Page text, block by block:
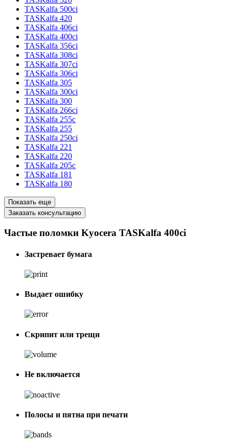
TASKalfa 500ci
TASKalfa 420
TASKalfa 406ci
TASKalfa 400ci
TASKalfa 356ci
TASKalfa 308ci
TASKalfa 307ci
TASKalfa 306ci
TASKalfa 305
TASKalfa 300ci
TASKalfa 300
TASKalfa 266ci
TASKalfa 255c
TASKalfa 255
TASKalfa 250ci
TASKalfa 221
TASKalfa 220
TASKalfa 205c
TASKalfa 181
TASKalfa 180
Показать еще
Заказать консультацию
Частые поломки Kyocera TASKalfa 400ci
Застревает бумага
Выдает ошибку
Скрипит или трещи
Не включается
Полосы и пятна при печати